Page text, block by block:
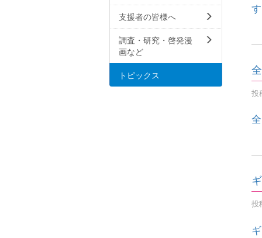
す
投
投
支援者の皆様へ
調査・研究・啓発漫
画など
トピックス